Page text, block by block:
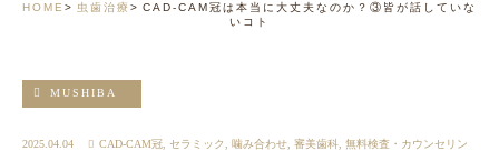
HOME 虫歯治療
CAD-CAM冠は本当に大丈夫なのか？③皆が話していな
いコト
MUSHIBA
2025.04.04 CAD-CAM冠 セラミック 噛み合わせ 審美歯科 無料検査・カウンセリン